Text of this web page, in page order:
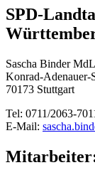
SPD-
Sascha Binder MdL
Konrad-Adenauer-
70173 Stuttgart
Tel: 0711/2063-
E-Mail: